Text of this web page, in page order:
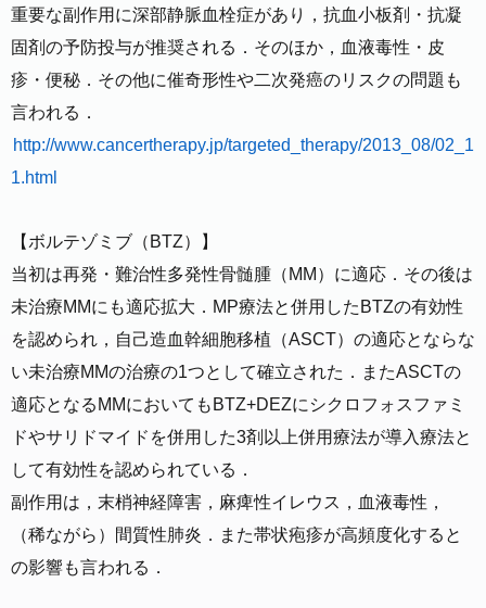
重要な副作用に深部静脈血栓症があり，抗血小板剤・抗凝
固剤の予防投与が推奨される．そのほか，血液毒性・皮
疹・便秘．その他に催奇形性や二次発癌のリスクの問題も
言われる．
http://www.cancertherapy.jp/targeted_therapy/2013_08/02_1
1.html
【ボルテゾミブ（BTZ）】
当初は再発・難治性多発性骨髄腫（MM）に適応．その後は
未治療MMにも適応拡大．MP療法と併用したBTZの有効性
を認められ，自己造血幹細胞移植（ASCT）の適応とならな
い未治療MMの治療の1つとして確立された．またASCTの
適応となるMMにおいてもBTZ+DEZにシクロフォスファミ
ドやサリドマイドを併用した3剤以上併用療法が導入療法と
して有効性を認められている．
副作用は，末梢神経障害，麻痺性イレウス，血液毒性，
（稀ながら）間質性肺炎．また帯状疱疹が高頻度化すると
の影響も言われる．